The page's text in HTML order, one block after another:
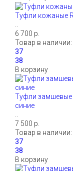
Туфли кожаные
6 700 р.
Товар в наличии:
В корзину
Туфли замшевые
синие
7 500 р.
Товар в наличии:
В корзину